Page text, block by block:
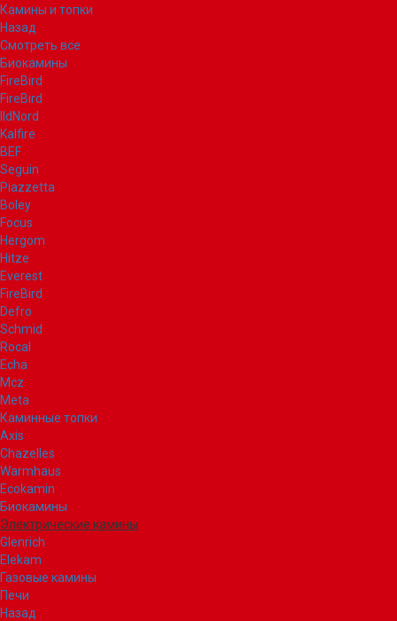
Камины и топки
Назад
Смотреть все
Биокамины
FireBird
FireBird
IldNord
Kalfire
BEF
Seguin
Piazzetta
Boley
Focus
Hergom
Hitze
Everest
FireBird
Defro
Schmid
Rocal
Echa
Mcz
Meta
Каминные топки
Axis
Chazelles
Warmhaus
Ecokamin
Биокамины
Электрические камины
Glenrich
Elekam
Газовые камины
Печи
Назад